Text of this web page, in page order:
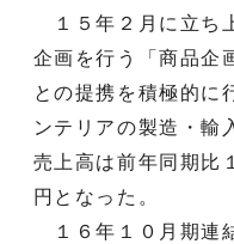
１５年２月に立ち
企画を行う「商品企
との提携を積極的に
ンテリアの製造・輸
売上高は前年同期比
円となった。
１６年１０月期連